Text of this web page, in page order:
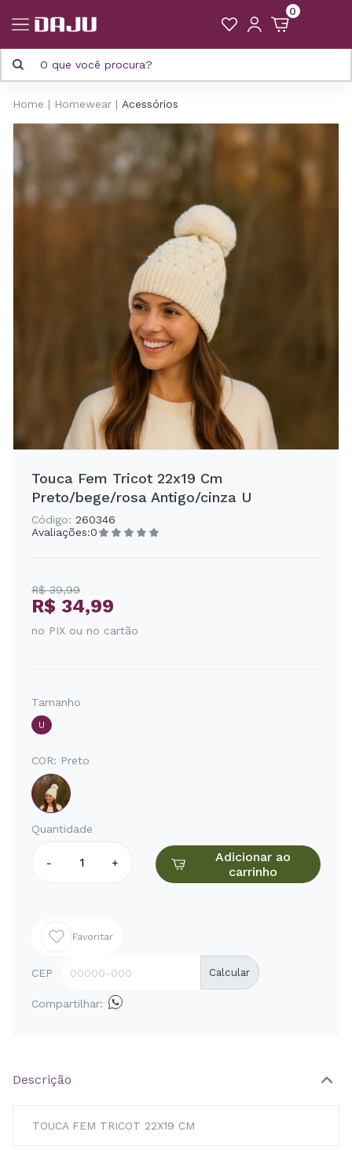
0
Home Homewear Acessórios
Touca Fem Tricot 22x19 Cm
Preto/bege/rosa Antigo/cinza U
Código: 260346
Avaliações:0
R$ 39,99
R$ 34,99
no PIX ou no cartão
Tamanho
U
COR: Preto
Quantidade
- +
Adicionar ao
carrinho
Favoritar
CEP Calcular
Compartilhar:
Descrição
TOUCA FEM TRICOT 22X19 CM